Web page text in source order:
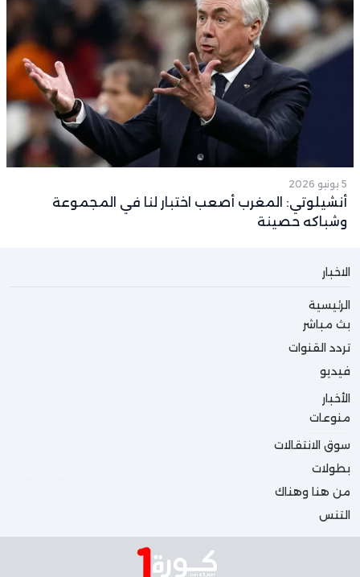
5 يونيو 2026
أنشيلوتي: المغرب أصعب اختبار لنا في المجموعة
وشباكه حصينة
الاخبار
الرئيسية
بث مباشر
تردد القنوات
فيديو
الأخبار
منوعات
سوق الانتقالات
بطولات
من هنا وهناك
التنس